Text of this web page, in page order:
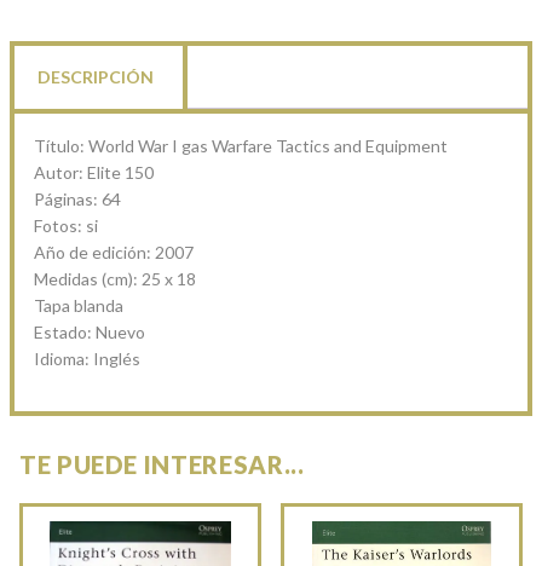
DESCRIPCIÓN
Título: World War I gas Warfare Tactics and Equipment
Autor: Elite 150
Páginas: 64
Fotos: si
Año de edición: 2007
Medidas (cm): 25 x 18
Tapa blanda
Estado: Nuevo
Idioma: Inglés
TE PUEDE INTERESAR...